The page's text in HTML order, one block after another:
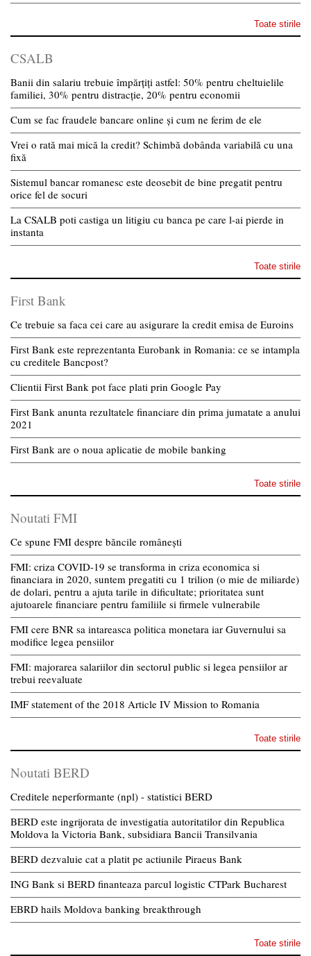
Toate stirile
CSALB
Banii din salariu trebuie împărțiți astfel: 50% pentru cheltuielile
familiei, 30% pentru distracție, 20% pentru economii
Cum se fac fraudele bancare online și cum ne ferim de ele
Vrei o rată mai mică la credit? Schimbă dobânda variabilă cu una
fixă
Sistemul bancar romanesc este deosebit de bine pregatit pentru
orice fel de socuri
La CSALB poti castiga un litigiu cu banca pe care l-ai pierde in
instanta
Toate stirile
First Bank
Ce trebuie sa faca cei care au asigurare la credit emisa de Euroins
First Bank este reprezentanta Eurobank in Romania: ce se intampla
cu creditele Bancpost?
Clientii First Bank pot face plati prin Google Pay
First Bank anunta rezultatele financiare din prima jumatate a anului
2021
First Bank are o noua aplicatie de mobile banking
Toate stirile
Noutati FMI
Ce spune FMI despre băncile românești
FMI: criza COVID-19 se transforma in criza economica si
financiara in 2020, suntem pregatiti cu 1 trilion (o mie de miliarde)
de dolari, pentru a ajuta tarile in dificultate; prioritatea sunt
ajutoarele financiare pentru familiile si firmele vulnerabile
FMI cere BNR sa intareasca politica monetara iar Guvernului sa
modifice legea pensiilor
FMI: majorarea salariilor din sectorul public si legea pensiilor ar
trebui reevaluate
IMF statement of the 2018 Article IV Mission to Romania
Toate stirile
Noutati BERD
Creditele neperformante (npl) - statistici BERD
BERD este ingrijorata de investigatia autoritatilor din Republica
Moldova la Victoria Bank, subsidiara Bancii Transilvania
BERD dezvaluie cat a platit pe actiunile Piraeus Bank
ING Bank si BERD finanteaza parcul logistic CTPark Bucharest
EBRD hails Moldova banking breakthrough
Toate stirile